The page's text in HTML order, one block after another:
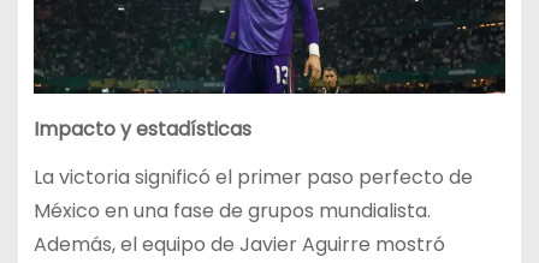
Impacto y estadísticas
La victoria significó el primer paso perfecto de
México en una fase de grupos mundialista.
Además, el equipo de Javier Aguirre mostró